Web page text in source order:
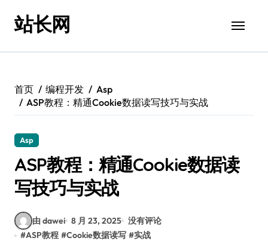
站长网
首页 编程开发
Asp
ASP教程：精通Cookie数据读写技巧与实战
Asp
ASP教程：精通Cookie数据读
写技巧与实战
由 dawei 8 月 23, 2025 没有评论
#ASP教程 #Cookie数据读写 #实战